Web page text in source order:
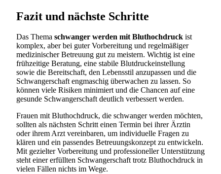
Fazit und nächste Schritte
Das Thema schwanger werden mit Bluthochdruck ist
komplex, aber bei guter Vorbereitung und regelmäßiger
medizinischer Betreuung gut zu meistern. Wichtig ist eine
frühzeitige Beratung, eine stabile Blutdruckeinstellung
sowie die Bereitschaft, den Lebensstil anzupassen und die
Schwangerschaft engmaschig überwachen zu lassen. So
können viele Risiken minimiert und die Chancen auf eine
gesunde Schwangerschaft deutlich verbessert werden.
Frauen mit Bluthochdruck, die schwanger werden möchten,
sollten als nächsten Schritt einen Termin bei ihrer Ärztin
oder ihrem Arzt vereinbaren, um individuelle Fragen zu
klären und ein passendes Betreuungskonzept zu entwickeln.
Mit gezielter Vorbereitung und professioneller Unterstützung
steht einer erfüllten Schwangerschaft trotz Bluthochdruck in
vielen Fällen nichts im Wege.